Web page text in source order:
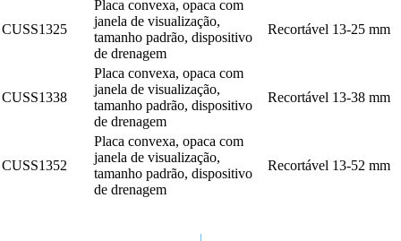
CUSS1325
Placa convexa, opaca com
janela de visualização,
tamanho padrão, dispositivo
de drenagem
Recortável 13-25 mm
CUSS1338
Placa convexa, opaca com
janela de visualização,
tamanho padrão, dispositivo
de drenagem
Recortável 13-38 mm
CUSS1352
Placa convexa, opaca com
janela de visualização,
tamanho padrão, dispositivo
de drenagem
Recortável 13-52 mm